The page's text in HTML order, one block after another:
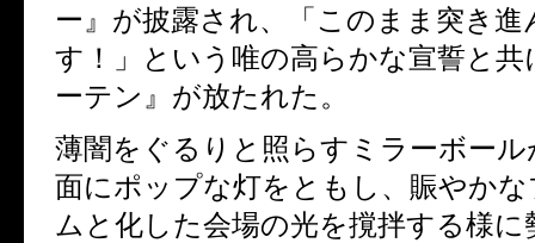
ー』が披露され、
「このまま突き
す！」という唯の高らかな宣誓と
ーテン』が放たれた。
薄闇をぐるりと照らすミラーボール
面にポップな灯をともし、 賑やか
ムと化した会場の光を撹拌する様に